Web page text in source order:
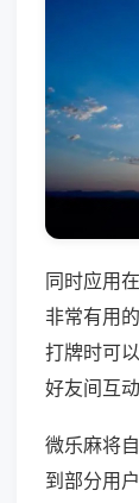
同时应用
非常有用
打牌时可
好友间互动
微乐麻将
到部分用